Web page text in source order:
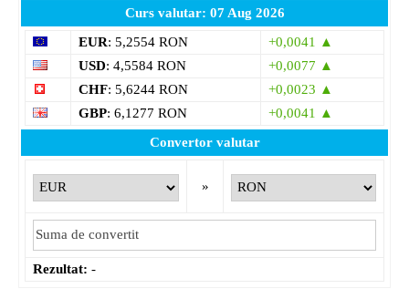
Curs valutar: 07 Aug 2026
EUR: 5,2554 RON
+0,0041 ▲
USD: 4,5584 RON
+0,0077 ▲
CHF: 5,6244 RON
+0,0023 ▲
GBP: 6,1277 RON
+0,0041 ▲
Convertor valutar
»
Rezultat: -